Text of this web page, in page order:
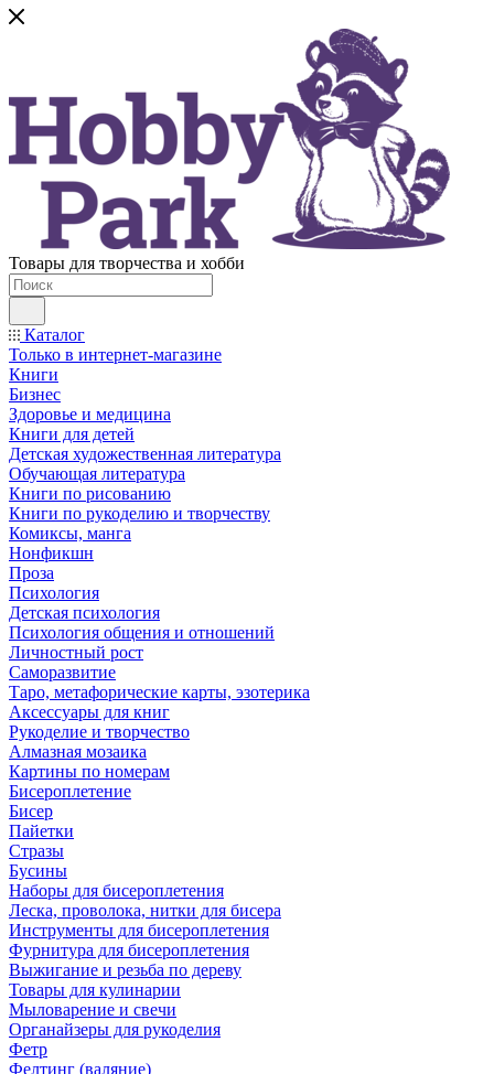
Товары для творчества и хобби
Каталог
Только в интернет-магазине
Книги
Бизнес
Здоровье и медицина
Книги для детей
Детская художественная литература
Обучающая литература
Книги по рисованию
Книги по рукоделию и творчеству
Комиксы, манга
Нонфикшн
Проза
Психология
Детская психология
Психология общения и отношений
Личностный рост
Саморазвитие
Таро, метафорические карты, эзотерика
Аксессуары для книг
Рукоделие и творчество
Алмазная мозаика
Картины по номерам
Бисероплетение
Бисер
Пайетки
Стразы
Бусины
Наборы для бисероплетения
Леска, проволока, нитки для бисера
Инструменты для бисероплетения
Фурнитура для бисероплетения
Выжигание и резьба по дереву
Товары для кулинарии
Мыловарение и свечи
Органайзеры для рукоделия
Фетр
Фелтинг (валяние)